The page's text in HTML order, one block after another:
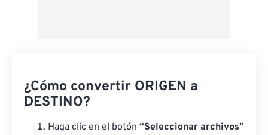
¿Cómo convertir ORIGEN a
DESTINO?
Haga clic en el botón “Seleccionar archivos”